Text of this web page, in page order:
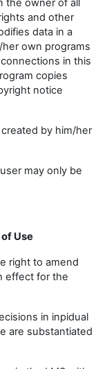
the owner of all
and other
data in a
own programs
in this
copies
notice
by him/her
may only be
Use
right to amend
effect for the
in inpidual
are substantiated